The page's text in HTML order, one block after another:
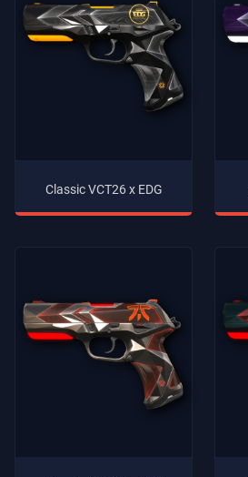
Classic VCT26 x EDG